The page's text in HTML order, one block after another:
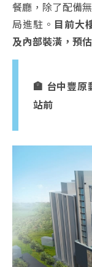
餐廳，除了配備
局進駐 。 目前大
及內部裝潢，預
🏣 台中豐原
站前